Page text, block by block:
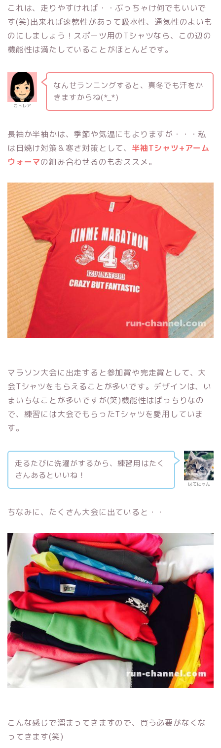
これは、走りやすければ・・ぶっちゃけ何でもいいで
す(笑)出来れば速乾性があって吸水性、通気性のよいも
のにしましょう！スポーツ用のTシャツなら、この辺の
機能性は満たしていることがほとんどです。
カトレア
なんせランニングすると、真冬でも汗をか
きますからね(*_*)
長袖か半袖かは、季節や気温にもよりますが・・・私
は日焼け対策＆寒さ対策として、 半袖Tシャツ+アーム
ウォーマの組み合わせるのもおススメ。
マラソン大会に出走すると参加賞や完走賞として、大
会Tシャツをもらえることが多いです。デザインは、い
まいちなことが多いですが(笑)機能性はばっちりなの
で、練習には大会でもらったTシャツを愛用していま
す。
はてにゃん
走るたびに洗濯がするから、練習用はたく
さんあるといいね！
ちなみに、たくさん大会に出ていると・・
こんな感じで溜まってきますので、買う必要がなくな
ってきます(笑)